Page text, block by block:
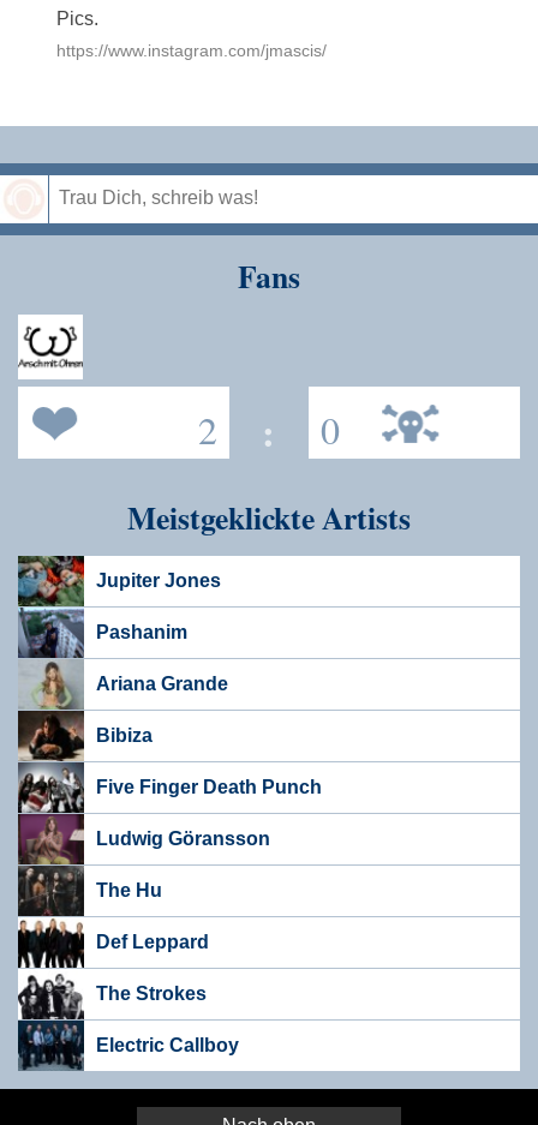
Pics.
https://www.instagram.com/jmascis/
Fans
2 : 0
Meistgeklickte Artists
Jupiter Jones
Pashanim
Ariana Grande
Bibiza
Five Finger Death Punch
Ludwig Göransson
The Hu
Def Leppard
The Strokes
Electric Callboy